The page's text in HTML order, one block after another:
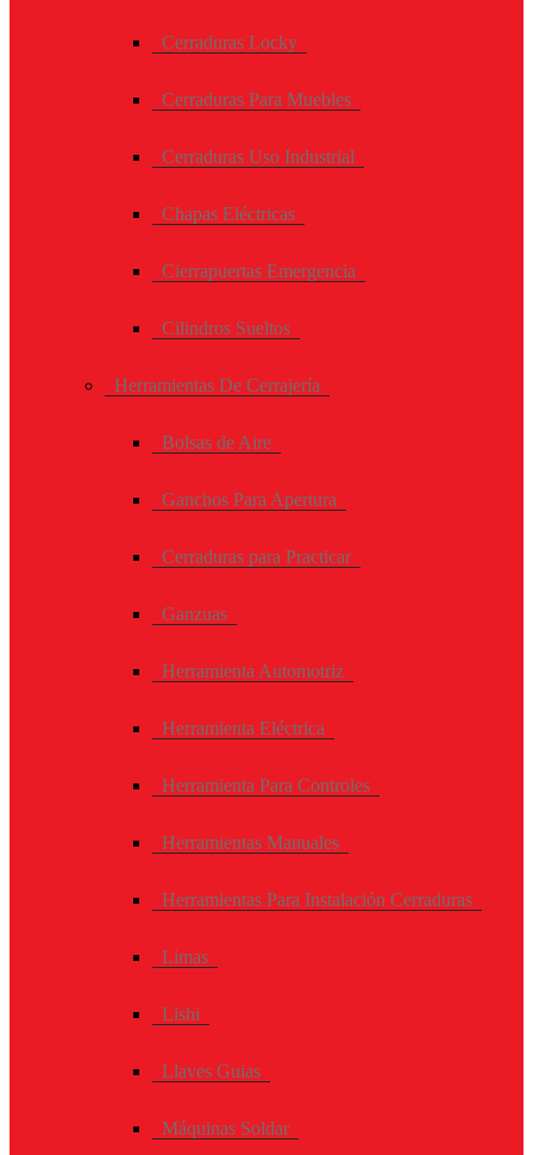
Cerraduras Locky
Cerraduras Para Muebles
Cerraduras Uso Industrial
Chapas Eléctricas
Cierrapuertas Emergencia
Cilindros Sueltos
Herramientas De Cerrajería
Bolsas de Aire
Ganchos Para Apertura
Cerraduras para Practicar
Ganzuas
Herramienta Automotriz
Herramienta Eléctrica
Herramienta Para Controles
Herramientas Manuales
Herramientas Para Instalación Cerraduras
Limas
Lishi
Llaves Guias
Máquinas Soldar